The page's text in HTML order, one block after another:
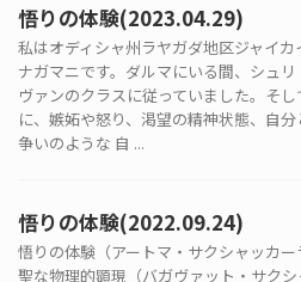
悟りの体験(2023.04.29)
私はオディシャ州ラヤガダ地区ジャイカ
ナガマニです。ダルマにいる間、シュリ
ヴァンのクラスに従っていました。そ
に、嫉妬や怒り、渇望の精神状態、自分
争いのような 自 ...
悟りの体験(2022.09.24)
悟りの体験（アートマ・サクシャッカー
聖な物理的顕現（バガヴァット・サク